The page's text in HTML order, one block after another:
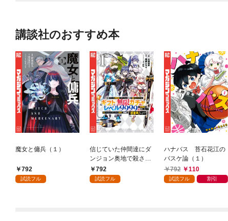
講談社のおすすめ本
魔女と傭兵（１）
792
試読フル
信じていた仲間達にダ
ンジョン奥地で殺され
かけたがギフト『無限
ガチャ』でレベル９９
792
試読フル
ハナバス 苔石花江の
バスケ論（１）
792
110
試読フル 割引